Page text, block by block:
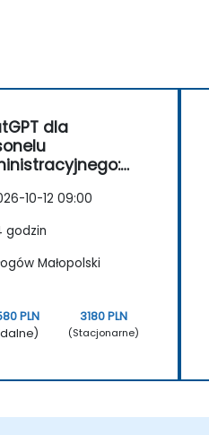
dla
10-12 09:00
godzin
Małopolski
PLN
3180 PLN
(Stacjonarne)